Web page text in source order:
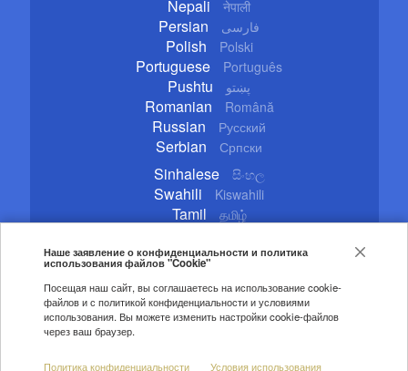
Nepali नेपाली
Persian فارسی
Polish Polski
Portuguese Português
Pushtu پښتو
Romanian Română
Russian Русский
Serbian Српски
Sinhalese සිංහල
Swahili Kiswahili
Tamil தமிழ்
Turkish Türkçe
Ukrainian
Urdu اردو
Vietnamese Tiếng Việt
Наше заявление о конфиденциальности и политика
использования файлов "Cookie"
Посещая наш сайт, вы соглашаетесь на использование cookie-
файлов и с политикой конфиденциальности и условиями
использования. Вы можете изменить настройки cookie-файлов
через ваш браузер.
Политика конфиденциальности Условия использования